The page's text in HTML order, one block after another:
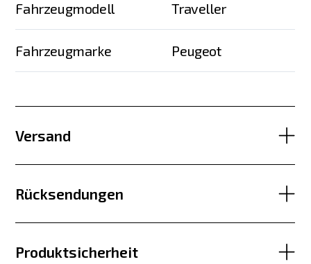
Fahrzeugmodell Traveller
Fahrzeugmarke Peugeot
Versand
Rücksendungen
Produktsicherheit